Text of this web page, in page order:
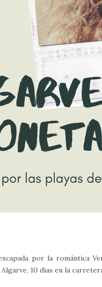
por la romántica
10 días en la